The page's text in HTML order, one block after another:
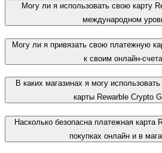
Могу ли я использовать свою карту
международном
Могу ли я привязать свою платежную
к своим онлайн-
В каких магазинах я могу
карты Rewarble Crypto
Насколько безопасна платежная карта
покупках онлайн и в